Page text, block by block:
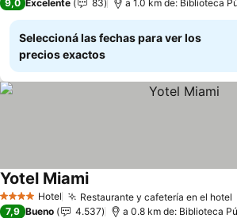
9,0 Excelente 83 a 1.0 km de: Biblioteca
Seleccioná las fechas para ver los
precios exactos
4 EstrellasHotel Restaurante y cafetería en el hotel
Yotel MiamiVer precios
7,9 Bueno 4.537 a 0.8 km de: Biblioteca